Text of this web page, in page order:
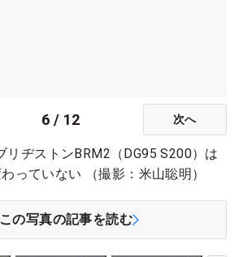
6 / 12 次へ
リヂストンBRM2（DG95 S200）は
っていない （撮影：米山聡明）
この写真の記事を読む